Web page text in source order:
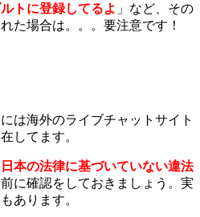
トに登録してるよ 」など、その
た場合は。。。要注意です！
は海外のライブチャットサイト
してます。
日本の法律に基づいていない違法
に確認をしておきましょう。実
あります。